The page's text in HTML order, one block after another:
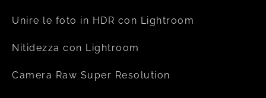
Unire le foto in HDR con Lightroom
Nitidezza con Lightroom
Camera Raw Super Resolution